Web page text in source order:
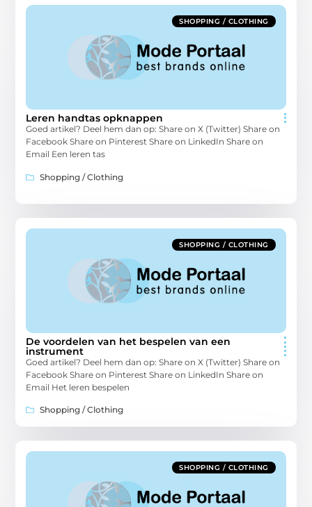
SHOPPING / CLOTHING
Leren handtas opknappen
Goed artikel? Deel hem dan op: Share on X (Twitter) Share on
Facebook Share on Pinterest Share on LinkedIn Share on
Email Een leren tas
Shopping / Clothing
SHOPPING / CLOTHING
De voordelen van het bespelen van een
instrument
Goed artikel? Deel hem dan op: Share on X (Twitter) Share on
Facebook Share on Pinterest Share on LinkedIn Share on
Email Het leren bespelen
Shopping / Clothing
SHOPPING / CLOTHING